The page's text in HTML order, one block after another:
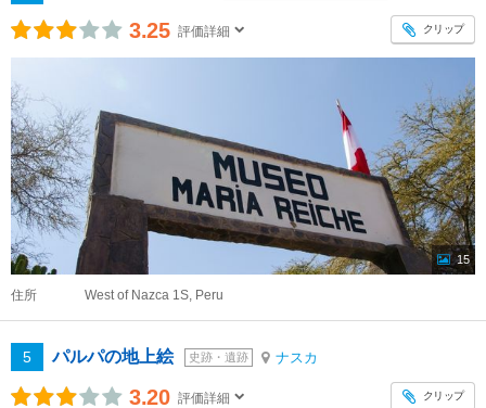
3.25 評価詳細 クリップ
15
住所 West of Nazca 1S, Peru
5 パルパの地上絵 史跡・遺跡 ナスカ
3.20 評価詳細 クリップ